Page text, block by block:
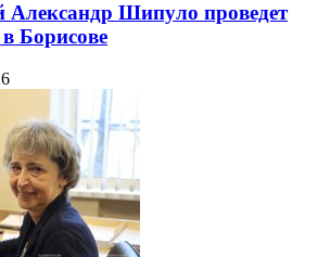
Александр Шипуло проведет
Борисове